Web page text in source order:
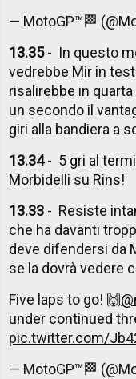
— MotoGP™🏁
13.35- In questo
vedrebbe Mir in
risalirebbe in
un secondo il
giri alla bandiera a
13.34- 5 gri al
Morbidelli su Rins!
13.33 - Resiste
che ha davanti
deve difendersi da
se la dovrà vedere
Five laps to go! 🙌
under continued
pic.twitter.com/
— MotoGP™🏁